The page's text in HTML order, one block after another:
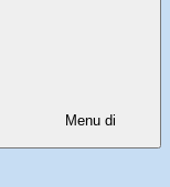
Menu di